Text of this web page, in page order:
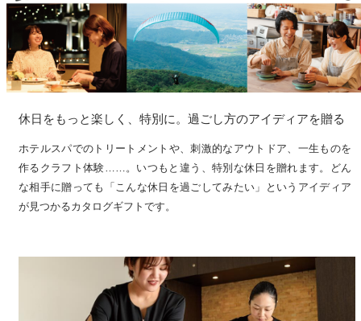
休日をもっと楽しく、特別に。過ごし方のアイディアを贈る
ホテルスパでのトリートメントや、刺激的なアウトドア、一生ものを
作るクラフト体験……。いつもと違う、特別な休日を贈れます。どん
な相手に贈っても「こんな休日を過ごしてみたい」というアイディア
が見つかるカタログギフトです。